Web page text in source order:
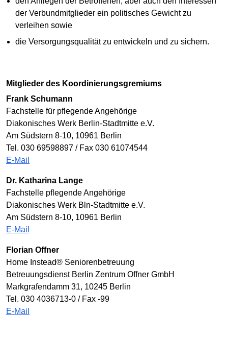
der Verbundmitglieder ein politisches Gewicht zu
verleihen sowie
die Versorgungsqualität zu entwickeln und zu sichern.
Mitglieder des Koordinierungsgremiums
Frank Schumann
Fachstelle für pflegende Angehörige
Diakonisches Werk Berlin-Stadtmitte e.V.
Am Südstern 8-10, 10961 Berlin
Tel. 030 69598897 / Fax 030 61074544
E-Mail
Dr. Katharina Lange
Fachstelle pflegende Angehörige
Diakonisches Werk Bln-Stadtmitte e.V.
Am Südstern 8-10, 10961 Berlin
E-Mail
Florian Offner
Home Instead® Seniorenbetreuung
Betreuungsdienst Berlin Zentrum Offner GmbH
Markgrafendamm 31, 10245 Berlin
Tel. 030 4036713-0 / Fax -99
E-Mail